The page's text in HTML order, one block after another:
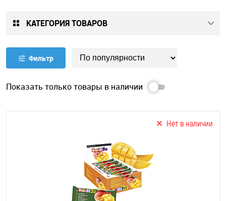
КАТЕГОРИЯ ТОВАРОВ
Фильтр
Показать толькотовары в наличии
Нет в наличии